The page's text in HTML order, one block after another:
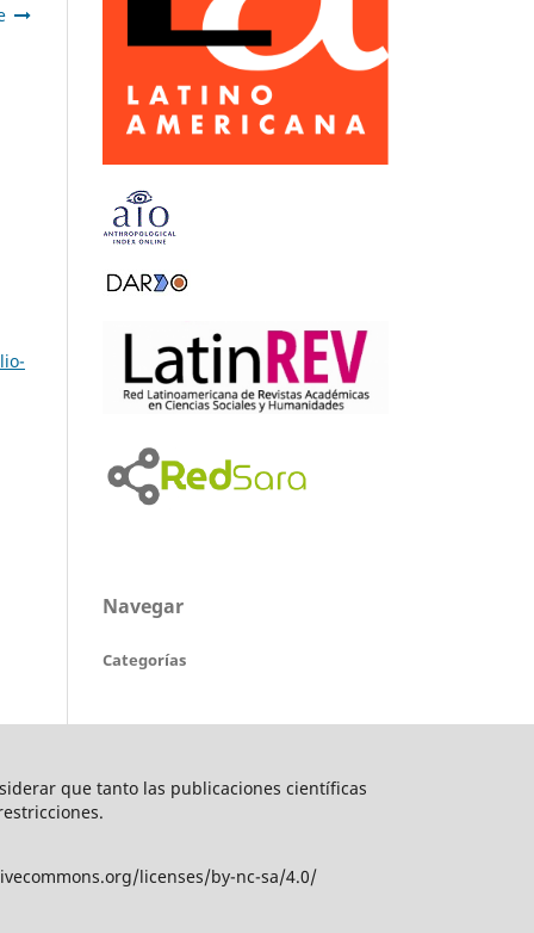
Navegar
Categorías
que tanto las publicaciones científicas
licenses/by-nc-sa/4.0/